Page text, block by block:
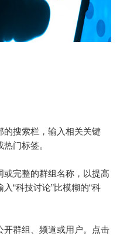
的搜索栏，输入相关关键
门标签。
完整的群组名称，以提高
“科技讨论”比模糊的“科
开群组、频道或用户。点击